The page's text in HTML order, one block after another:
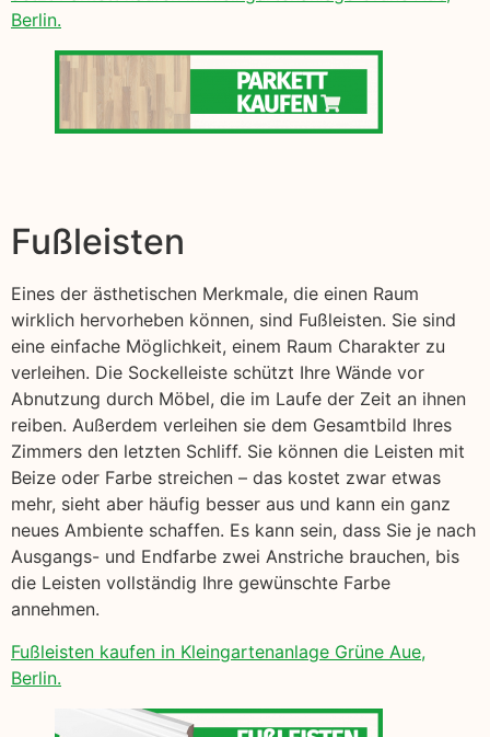
Berlin.
Fußleisten
Eines der ästhetischen Merkmale, die einen Raum
wirklich hervorheben können, sind Fußleisten. Sie sind
eine einfache Möglichkeit, einem Raum Charakter zu
verleihen. Die Sockelleiste schützt Ihre Wände vor
Abnutzung durch Möbel, die im Laufe der Zeit an ihnen
reiben. Außerdem verleihen sie dem Gesamtbild Ihres
Zimmers den letzten Schliff. Sie können die Leisten mit
Beize oder Farbe streichen – das kostet zwar etwas
mehr, sieht aber häufig besser aus und kann ein ganz
neues Ambiente schaffen. Es kann sein, dass Sie je nach
Ausgangs- und Endfarbe zwei Anstriche brauchen, bis
die Leisten vollständig Ihre gewünschte Farbe
annehmen.
Fußleisten kaufen in Kleingartenanlage Grüne Aue,
Berlin.